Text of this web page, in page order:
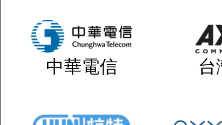
中華電信 台